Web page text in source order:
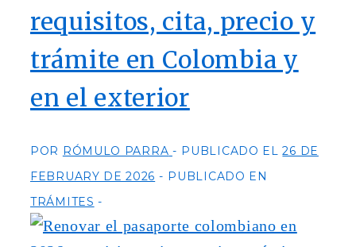
requisitos, cita, precio y
trámite en Colombia y
en el exterior
POR RÓMULO PARRA PUBLICADO EL26 DE
FEBRUARY DE 2026
PUBLICADO EN
TRÁMITES